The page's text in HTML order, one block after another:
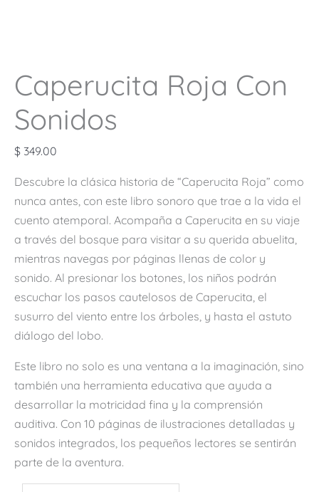
Caperucita Roja Con
Sonidos
$ 349.00
Descubre la clásica historia de “Caperucita Roja” como
nunca antes, con este libro sonoro que trae a la vida el
cuento atemporal. Acompaña a Caperucita en su viaje
a través del bosque para visitar a su querida abuelita,
mientras navegas por páginas llenas de color y
sonido. Al presionar los botones, los niños podrán
escuchar los pasos cautelosos de Caperucita, el
susurro del viento entre los árboles, y hasta el astuto
diálogo del lobo.
Este libro no solo es una ventana a la imaginación, sino
también una herramienta educativa que ayuda a
desarrollar la motricidad fina y la comprensión
auditiva. Con 10 páginas de ilustraciones detalladas y
sonidos integrados, los pequeños lectores se sentirán
parte de la aventura.